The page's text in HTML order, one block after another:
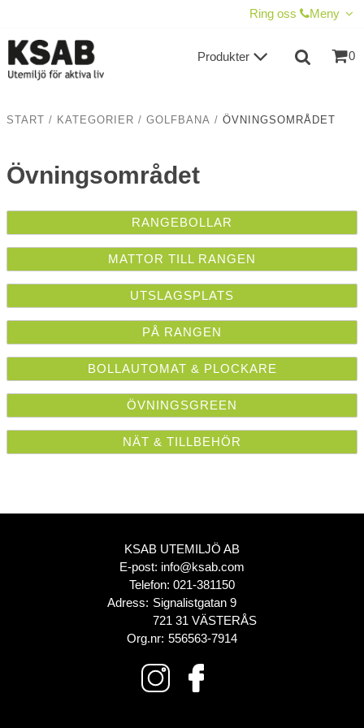
Ring oss Meny
0
Produkter
START / KATEGORIER / GOLFBANA / ÖVNINGSOMRÅDET
Övningsområdet
RANGEBOLLAR
MATTOR TILL RANGEN
UTSLAGSPLATS
PÅ RANGEN
BOLLAUTOMAT & PLOCKARE
ÖVNINGSGREEN
NÄT & TILLBEHÖR
KSAB UTEMILJÖ AB
E-post: info@ksab.com
Telefon: 021-381150
Adress: Signalistgatan 9
721 31 VÄSTERÅS
Org.nr: 556563-7914
TILL KASSAN